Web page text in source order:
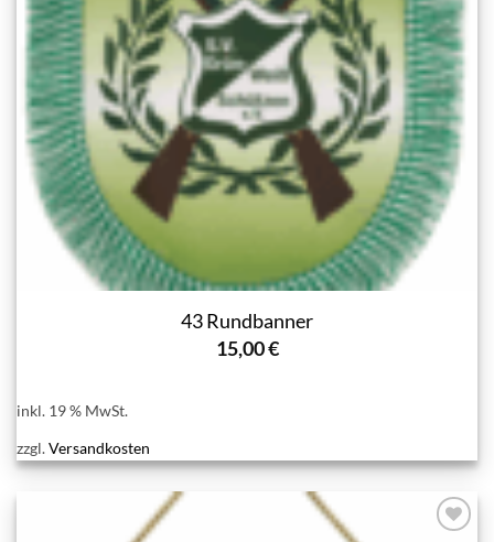
43 Rundbanner
15,00€
inkl. 19 % MwSt.
zzgl.Versandkosten